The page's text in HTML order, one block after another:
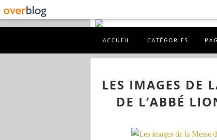
ACCUEIL CATÉGORIES
LES IMAGES DE
DE L’ABBÉ